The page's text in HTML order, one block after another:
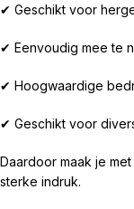
✔ Geschikt voor
✔ Eenvoudig mee te
✔ Hoogwaardige
✔ Geschikt voor
Daardoor maak je
sterke indruk.